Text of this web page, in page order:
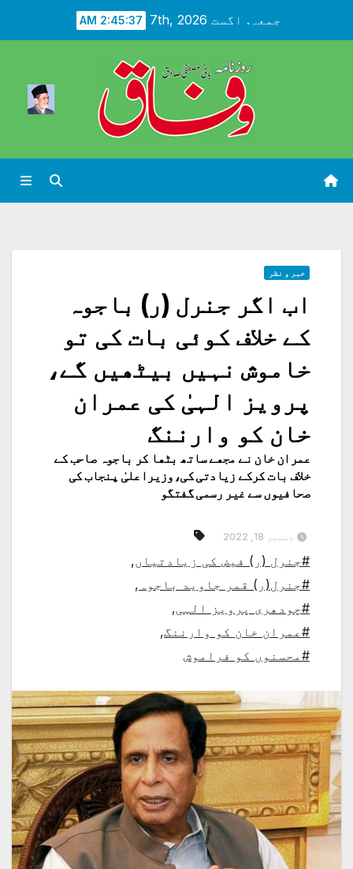
جمعہ. اگست 7th, 2026 2:45:39 AM
خبر و نظر
اب اگر جنرل (ر) باجوہ
کے خلاف کوئی بات کی تو
خاموش نہیں بیٹھیں گے،
پرویز الہیٰ کی عمران
خان کو وارننگ
عمران خان نے مجھے ساتھ بٹھا کر باجوہ صاحب کے
خلاف بات کرکے زیادتی کی،وزیراعلیٰ پنجاب کی
صحافیوں سے غیر رسمی گفتگو
دسمبر 18, 2022
#جنرل (ر) فیض کی زیادتیاں,
#جنرل(ر) قمر جاوید باجوہ ,
#چودھری پرویز الہی,
#عمران خان کو وارننگ,
#محسنوں کو فراموش